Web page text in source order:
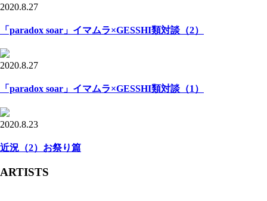
2020.8.27
「paradox soar」イマムラ×GESSHI類対談（2）
2020.8.27
「paradox soar」イマムラ×GESSHI類対談（1）
2020.8.23
近況（2）お祭り篇
ARTISTS